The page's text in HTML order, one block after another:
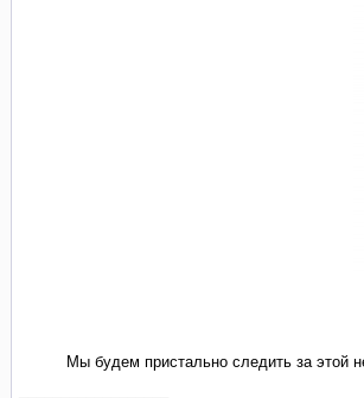
Мы будем пристально следить за этой